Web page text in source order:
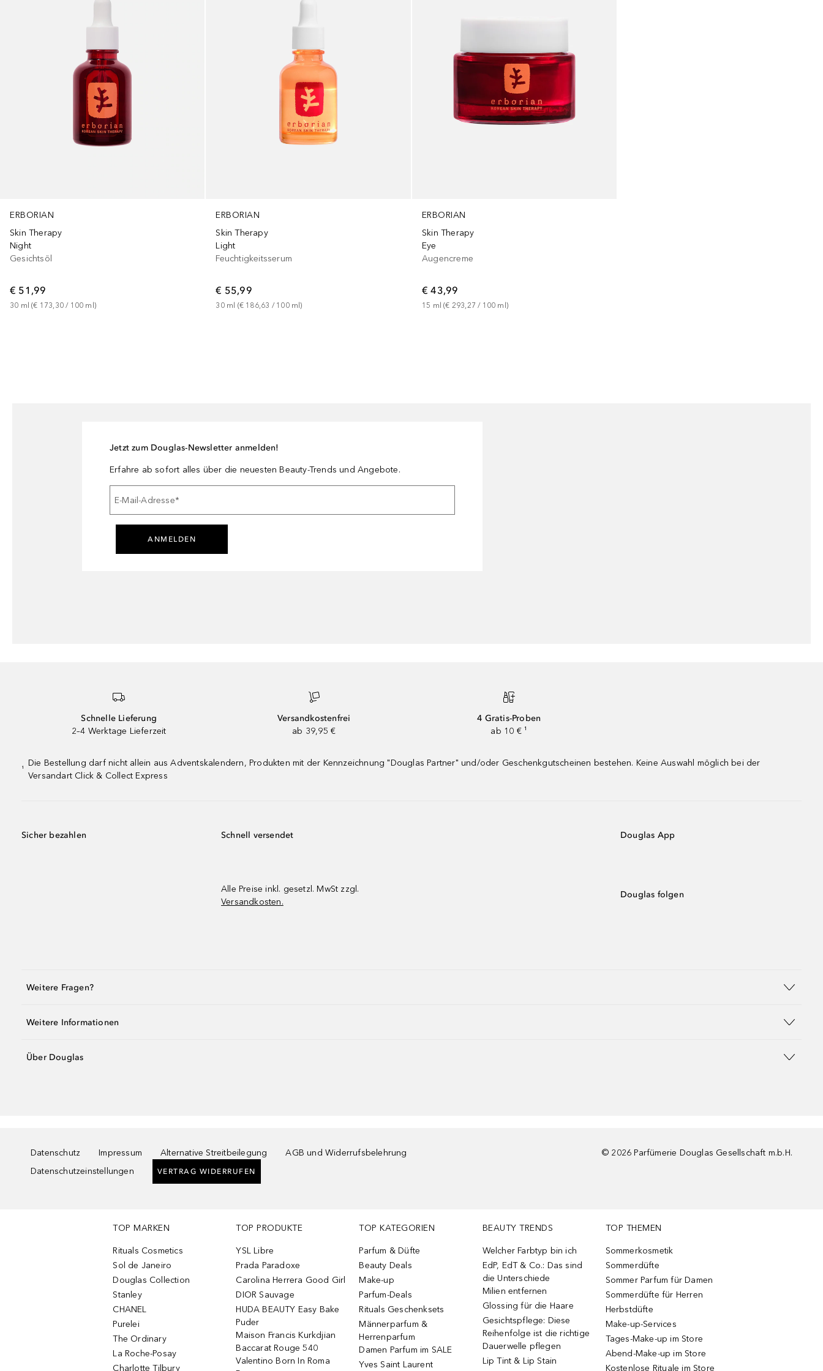
ERBORIAN
Skin Therapy
Night
Gesichtsöl
€ 51,99
30 ml (€ 173,30 / 100 ml)
ERBORIAN
Skin Therapy
Light
Feuchtigkeitsserum
€ 55,99
30 ml (€ 186,63 / 100 ml)
ERBORIAN
Skin Therapy
Eye
Augencreme
€ 43,99
15 ml (€ 293,27 / 100 ml )
Jetzt zum Douglas-Newsletter anmelden!
Erfahre ab sofort alles über die neuesten Beauty-Trends und Angebote.
E-Mail-Adresse*
ANMELDEN
Schnelle Lieferung
2–4 Werktage Lieferzeit
Versandkostenfrei
ab 39,95 €
4 Gratis-Proben
ab 10 € ¹
¹
Die Bestellung darf nicht allein aus Adventskalendern, Produkten mit der Kennzeichnung "Douglas Partner" und/oder Geschenkgutscheinen bestehen. Keine Auswahl möglich bei der
Versandart Click & Collect Express
Sicher bezahlen Schnell versendet
Alle Preise inkl. gesetzl. MwSt zzgl.
Versandkosten.
Douglas App
Douglas folgen
Weitere Fragen?
Weitere Informationen
Über Douglas
Datenschutz Impressum Alternative Streitbeilegung
AGB und Widerrufsbelehrung
Datenschutzeinstellungen
VERTRAG WIDERRUFEN
© 2026 Parfümerie Douglas Gesellschaft m.b.H.
TOP MARKEN
Rituals Cosmetics
Sol de Janeiro
Douglas Collection
Stanley
CHANEL
Purelei
The Ordinary
La Roche-Posay
Charlotte Tilbury
TOP PRODUKTE
YSL Libre
Prada Paradoxe
Carolina Herrera Good Girl
DIOR Sauvage
HUDA BEAUTY Easy Bake
Puder
Maison Francis Kurkdjian
Baccarat Rouge 540
Valentino Born In Roma
TOP KATEGORIEN
Parfum & Düfte
Beauty Deals
Make-up
Parfum-Deals
Rituals Geschenksets
Männerparfum &
Herrenparfum
Damen Parfum im SALE
Yves Saint Laurent
BEAUTY TRENDS
Welcher Farbtyp bin ich
EdP, EdT & Co.: Das sind
die Unterschiede
Milien entfernen
Glossing für die Haare
Gesichtspflege: Diese
Reihenfolge ist die richtige
Dauerwelle pflegen
Lip Tint & Lip Stain
TOP THEMEN
Sommerkosmetik
Sommerdüfte
Sommer Parfum für Damen
Sommerdüfte für Herren
Herbstdüfte
Make-up-Services
Tages-Make-up im Store
Abend-Make-up im Store
Kostenlose Rituale im Store